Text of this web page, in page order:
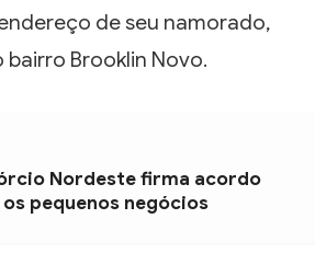
de seu namorado,
Brooklin Novo.
Nordeste firma acordo
pequenos negócios